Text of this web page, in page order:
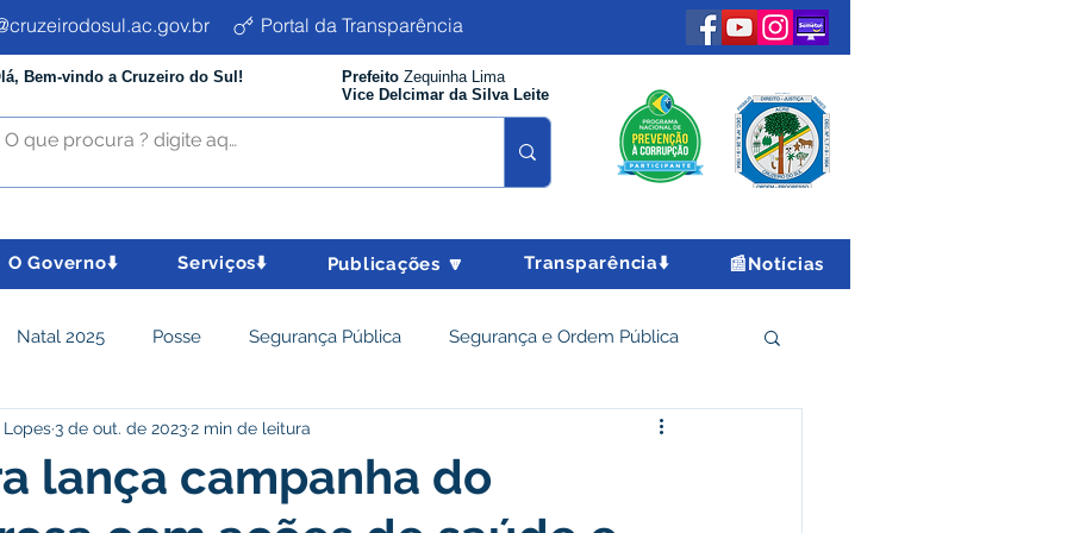
Portal da Transparência
Bem-vindo a Cruzeiro do Sul! Prefeito Zequinha Lima
Vice Delcimar da Silva Leite
O Governo⬇️ Serviços⬇️ Publicações 🔽 Transparência⬇️ 📰Notícias
Natal 2025 Posse Segurança Pública Segurança e Ordem Pública
Social e Cidadania Parcerias Desenvolvimento Econômico e Turismo
e turismo Tributos Departamento de Limpeza Encontro Nacional
lança campanha do
3 de out. de 20232 min de leitura